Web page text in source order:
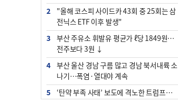
2
"올해 코스피 사이드카 43회 중 25회는 삼
전닉스 ETF 이후 발생"
3
부산 주유소 휘발유 평균가 ℓ당 1849원…
전주보다 3원 ↓
4
부산 울산 경남 구름 많고 경남 북서내륙 소
나기…폭염·열대야 계속
5
‘탄약 부족 사태’ 보도에 격노한 트럼프…